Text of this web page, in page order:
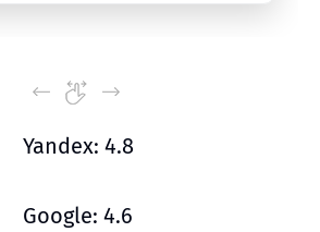
Yandex: 4.8
Google: 4.6